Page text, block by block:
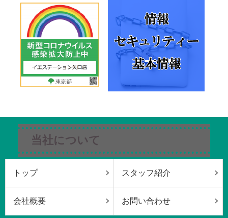
当社について
トップ スタッフ紹介
会社概要 お問い合わせ